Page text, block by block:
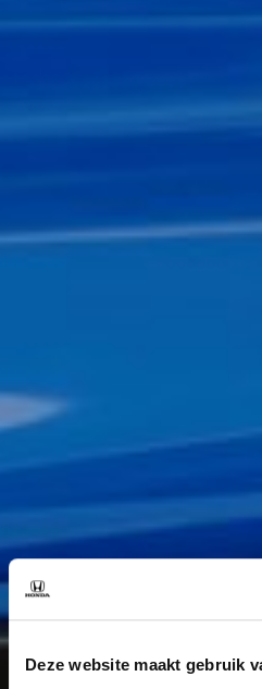
Deze website maakt gebruik